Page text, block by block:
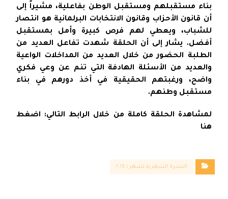
بناء مستقبلهم ومستقبل الوطن بفاعلية، مشيراً إلى
أن قانون الأحزاب وقانون الانتخابات البرلمانية هو انتصار
للشباب، ويعطي لهم فرص كبيرة وأمل بمستقبل
أفضل. يشار إلى أن الحلقة شهدت تفاعل العديد من
الطلبة الحضور من خلال العديد من المداخلات الواعية
والعديد من الأسئلة الهادفة التي تنم عن وعي فكري
واضح، ورغبتهم الحقيقية في أخذ دورهم في بناء
مستقبل وطنهم.
لمشاهدة الحلقة كاملة من خلال الرابط التالي: اضغط
هنا
النشرة الشهرية لشهر ١ ٢٠٢٤